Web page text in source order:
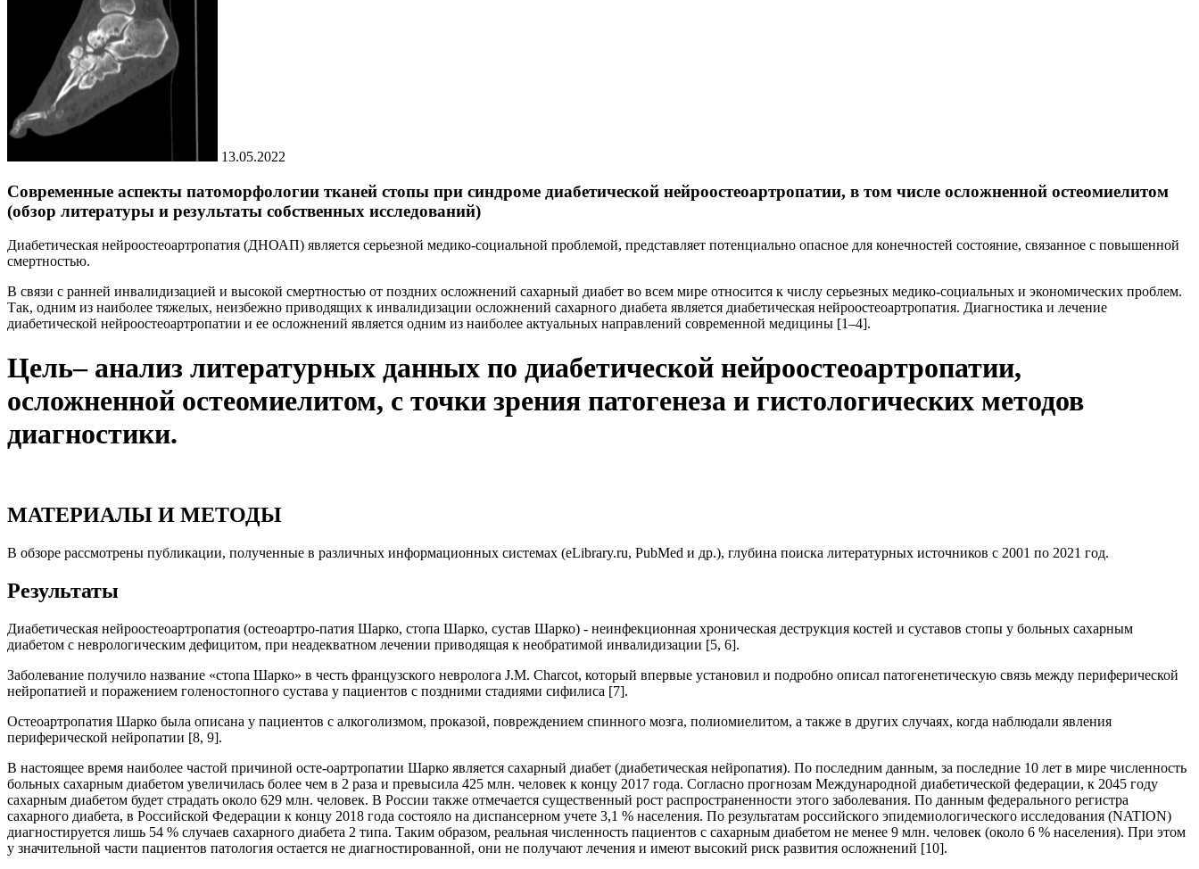
13.05.2022
Современные аспекты патоморфологии тканей стопы при синдроме диабетической нейроостеоартропатии, в том числе осложненной остеомиелитом
(обзор литературы и результаты собственных исследований)
Диабетическая нейроостеоартропатия (ДНОАП) является серьезной медико-социальной проблемой, представляет потенциально опасное для конечностей состояние, связанное с повышенной
смертностью.
В связи с ранней инвалидизацией и высокой смертностью от поздних осложнений сахарный диабет во всем мире относится к числу серьезных медико-социальных и экономических проблем.
Так, одним из наиболее тяжелых, неизбежно приводящих к инвалидизации осложнений сахарного диабета является диабетическая нейроостеоартропатия. Диагностика и лечение
диабетической нейроостеоартропатии и ее осложнений является одним из наиболее актуальных направлений современной медицины [1–4].
Цель– анализ литературных данных по диабетической нейроостеоартропатии,
осложненной остеомиелитом, с точки зрения патогенеза и гистологических методов
диагностики.
МАТЕРИАЛЫ И МЕТОДЫ
В обзоре рассмотрены публикации, полученные в различных информационных системах (eLibrary.ru, PubMed и др.), глубина поиска литературных источников с 2001 по 2021 год.
Результаты
Диабетическая нейроостеоартропатия (остеоартро-патия Шарко, стопа Шарко, сустав Шарко) - неинфекционная хроническая деструкция костей и суставов стопы у больных сахарным
диабетом с неврологическим дефицитом, при неадекватном лечении приводящая к необратимой инвалидизации [5, 6].
Заболевание получило название «стопа Шарко» в честь французского невролога J.M. Charcot, который впервые установил и подробно описал патогенетическую связь между периферической
нейропатией и поражением голеностопного сустава у пациентов с поздними стадиями сифилиса [7].
Остеоартропатия Шарко была описана у пациентов с алкоголизмом, проказой, повреждением спинного мозга, полиомиелитом, а также в других случаях, когда наблюдали явления
периферической нейропатии [8, 9].
В настоящее время наиболее частой причиной осте-оартропатии Шарко является сахарный диабет (диабетическая нейропатия). По последним данным, за последние 10 лет в мире численность
больных сахарным диабетом увеличилась более чем в 2 раза и превысила 425 млн. человек к концу 2017 года. Согласно прогнозам Международной диабетической федерации, к 2045 году
сахарным диабетом будет страдать около 629 млн. человек. В России также отмечается существенный рост распространенности этого заболевания. По данным федерального регистра
сахарного диабета, в Российской Федерации к концу 2018 года состояло на диспансерном учете 3,1 % населения. По результатам российского эпидемиологического исследования (NATION)
диагностируется лишь 54 % случаев сахарного диабета 2 типа. Таким образом, реальная численность пациентов с сахарным диабетом не менее 9 млн. человек (около 6 % населения). При этом
у значительной части пациентов патология остается не диагностированной, они не получают лечения и имеют высокий риск развития осложнений [10].